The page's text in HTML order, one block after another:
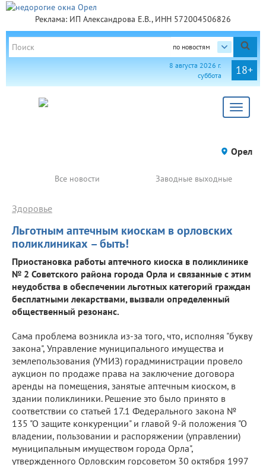
Реклама: ИП Александрова Е.В., ИНН 572004506826
по новостям
18+
8 августа 2026 г.
суббота
Toggle
Орел
Все новости Заводные выходные
Льготным аптечным киоскам в орловских
поликлиниках – быть!
Здоровье
Приостановка работы аптечного киоска в поликлинике
№ 2 Советского района города Орла и связанные с этим
неудобства в обеспечении льготных категорий граждан
бесплатными лекарствами, вызвали определенный
общественный резонанс.
Сама проблема возникла из-за того, что, исполняя "букву
закона", Управление муниципального имущества и
землепользования (УМИЗ) горадминистрации провело
аукцион по продаже права на заключение договора
аренды на помещения, занятые аптечным киоском, в
здании поликлиники. Решение это было принято в
соответствии со статьей 17.1 Федерального закона №
135 "О защите конкуренции" и главой 9-й положения "О
владении, пользовании и распоряжении (управлении)
муниципальным имуществом города Орла",
утвержденного Орловским горсоветом 30 октября 1997